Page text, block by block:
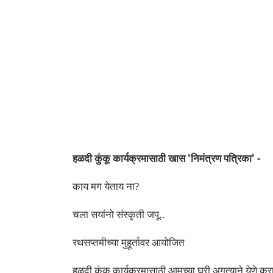
हळदी कुंकू कार्यक्रमासाठी खास 'निमंत्रण पत्रिका' -
काय मग येताय ना?
चला सयांनो संस्कृती जपू..
रथसप्तमीच्या मुहूर्तावर आयोजित